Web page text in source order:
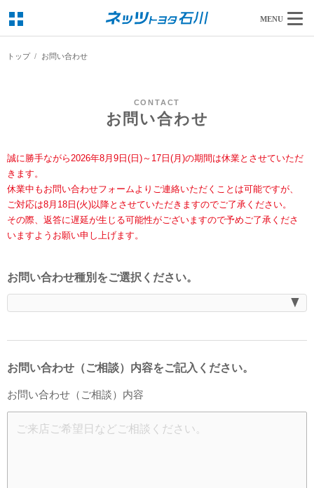
MENU
トップ お問い合わせ
CONTACT
お問い合わせ
誠に勝手ながら2026年8月9日(日)～17日(月)の期間は休業とさせていただ
きます。
休業中もお問い合わせフォームよりご連絡いただくことは可能ですが、
ご対応は8月18日(火)以降とさせていただきますのでご了承ください。
その際、返答に遅延が生じる可能性がございますので予めご了承くださ
いますようお願い申し上げます。
お問い合わせ種別をご選択ください。
お問い合わせ（ご相談）内容をご記入ください。
お問い合わせ（ご相談）内容